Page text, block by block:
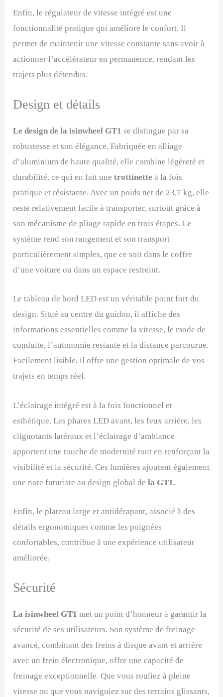
Enfin, le régulateur de vitesse intégré est une
fonctionnalité pratique qui améliore le confort. Il
permet de maintenir une vitesse constante sans avoir à
actionner l’accélérateur en permanence, rendant les
trajets plus détendus.
Design et détails
Le design de la isinwheel GT1se distingue par sa
robustesse et son élégance. Fabriquée en alliage
d’aluminium de haute qualité, elle combine légèreté et
durabilité, ce qui en fait unetrottinetteà la fois
pratique et résistante. Avec un poids net de 23,7 kg, elle
reste relativement facile à transporter, surtout grâce à
son mécanisme de pliage rapide en trois étapes. Ce
système rend son rangement et son transport
particulièrement simples, que ce soit dans le coffre
d’une voiture ou dans un espace restreint.
Le tableau de bord LED est un véritable point fort du
design. Situé au centre du guidon, il affiche des
informations essentielles comme la vitesse, le mode de
conduite, l’autonomie restante et la distance parcourue.
Facilement lisible, il offre une gestion optimale de vos
trajets en temps réel.
L’éclairage intégré est à la fois fonctionnel et
esthétique. Les phares LED avant, les feux arrière, les
clignotants latéraux et l’éclairage d’ambiance
apportent une touche de modernité tout en renforçant la
visibilité et la sécurité. Ces lumières ajoutent également
une note futuriste au design global dela GT1.
Enfin, le plateau large et antidérapant, associé à des
détails ergonomiques comme les poignées
confortables, contribue à une expérience utilisateur
améliorée.
Sécurité
La isinwheel GT1met un point d’honneur à garantir la
sécurité de ses utilisateurs. Son système de freinage
avancé, combinant des freins à disque avant et arrière
avec un frein électronique, offre une capacité de
freinage exceptionnelle. Que vous rouliez à pleine
vitesse ou que vous naviguiez sur des terrains glissants,